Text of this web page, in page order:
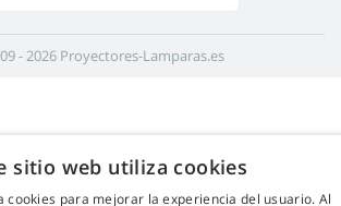
- 2026 Proyectores-Lamparas.es
sitio web utiliza cookies
cookies para mejorar la experiencia del usuario. Al